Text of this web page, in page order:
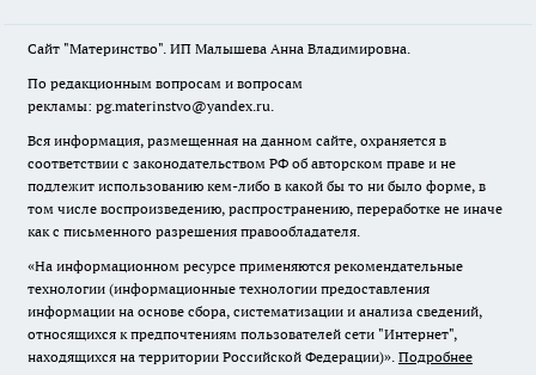
Сайт "Материнство". ИП Малышева Анна Владимировна.
По редакционным вопросам и вопросам
рекламы: pg.materinstvo@yandex.ru.
Вся информация, размещенная на данном сайте, охраняется в
соответствии с законодательством РФ об авторском праве и не
подлежит использованию кем-либо в какой бы то ни было форме, в
том числе воспроизведению, распространению, переработке не иначе
как с письменного разрешения правообладателя.
«На информационном ресурсе применяются рекомендательные
технологии (информационные технологии предоставления
информации на основе сбора, систематизации и анализа сведений,
относящихся к предпочтениям пользователей сети "Интернет",
находящихся на территории Российской Федерации)». Подробнее